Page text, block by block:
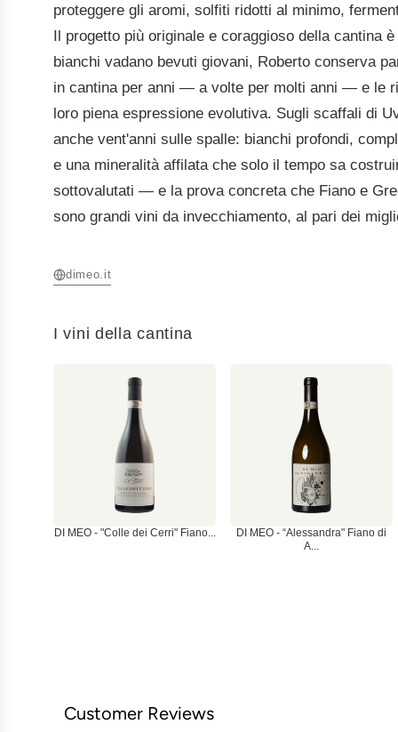
proteggere gli aromi, solfiti ridotti al minimo,
Il progetto più originale e coraggioso della cantina
bianchi vadano bevuti giovani, Roberto conserva
in cantina per anni — a volte per molti anni — e le
loro piena espressione evolutiva. Sugli scaffali di
anche vent'anni sulle spalle: bianchi profondi,
e una mineralità affilata che solo il tempo sa
sottovalutati — e la prova concreta che Fiano e
sono grandi vini da invecchiamento, al pari dei
dimeo.it
I vini della cantina
DI MEO - "Colle dei Cerri" Fiano...
DI MEO - “Alessandra" Fiano di
A...
Customer Reviews